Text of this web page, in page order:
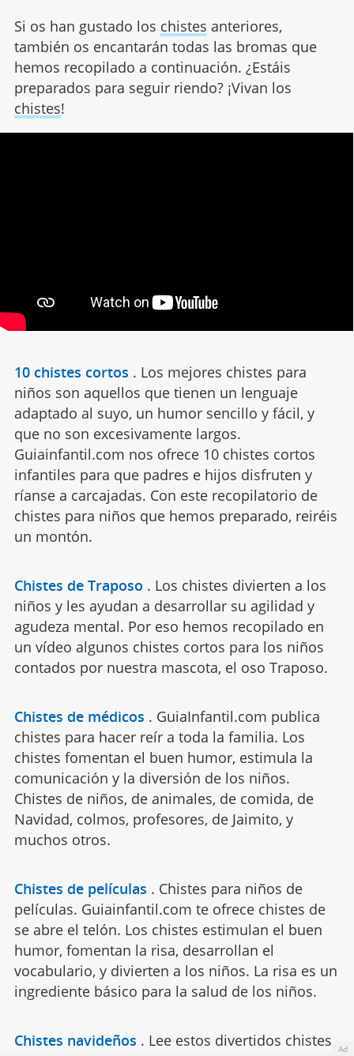
Si os han gustado los chistes anteriores,
también os encantarán todas las bromas que
hemos recopilado a continuación. ¿Estáis
preparados para seguir riendo? ¡Vivan los
chistes!
10 chistes cortos . Los mejores chistes para
niños son aquellos que tienen un lenguaje
adaptado al suyo, un humor sencillo y fácil, y
que no son excesivamente largos.
Guiainfantil.com nos ofrece 10 chistes cortos
infantiles para que padres e hijos disfruten y
ríanse a carcajadas. Con este recopilatorio de
chistes para niños que hemos preparado, reiréis
un montón.
Chistes de Traposo . Los chistes divierten a los
niños y les ayudan a desarrollar su agilidad y
agudeza mental. Por eso hemos recopilado en
un vídeo algunos chistes cortos para los niños
contados por nuestra mascota, el oso Traposo.
Chistes de médicos . GuiaInfantil.com publica
chistes para hacer reír a toda la familia. Los
chistes fomentan el buen humor, estimula la
comunicación y la diversión de los niños.
Chistes de niños, de animales, de comida, de
Navidad, colmos, profesores, de Jaimito, y
muchos otros.
Chistes de películas . Chistes para niños de
películas. Guiainfantil.com te ofrece chistes de
se abre el telón. Los chistes estimulan el buen
humor, fomentan la risa, desarrollan el
vocabulario, y divierten a los niños. La risa es un
ingrediente básico para la salud de los niños.
Chistes navideños . Lee estos divertidos chistes
Ad